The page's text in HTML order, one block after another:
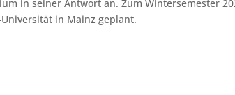
in seiner Antwort an. Zum Wintersemester
in Mainz geplant.